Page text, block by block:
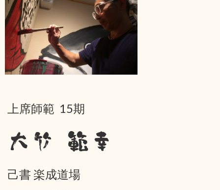
上席師範 15期
大竹 範幸
己書 楽成道場